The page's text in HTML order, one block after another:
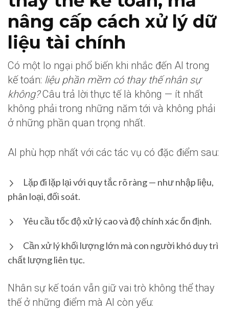
nâng cấp cách xử lý dữ
liệu tài chính
Có một lo ngại phổ biến khi nhắc đến AI trong
kế toán: liệu phần mềm có thay thế nhân sự
không?Câu trả lời thực tế là không — ít nhất
không phải trong những năm tới và không phải
ở những phần quan trọng nhất.
AI phù hợp nhất với các tác vụ có đặc điểm sau:
Lặp đi lặp lại với quy tắc rõ ràng — như nhập liệu,
phân loại, đối soát.
Yêu cầu tốc độ xử lý cao và độ chính xác ổn định.
Cần xử lý khối lượng lớn mà con người khó duy trì
chất lượng liên tục.
Nhân sự kế toán vẫn giữ vai trò không thể thay
thế ở những điểm mà AI còn yếu: